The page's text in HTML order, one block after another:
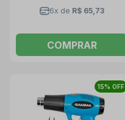
6x de R$ 65,73
COMPRAR
15% OFF